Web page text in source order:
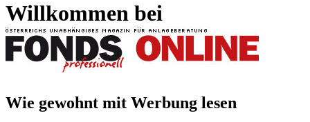
Willkommen bei
Wie gewohnt mit Werbung lesen